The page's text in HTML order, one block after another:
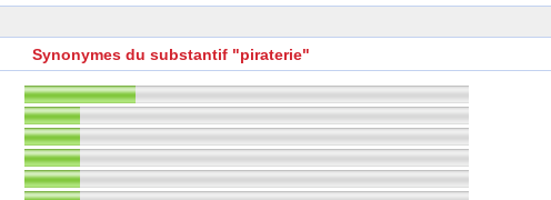
Synonymes du substantif "piraterie"